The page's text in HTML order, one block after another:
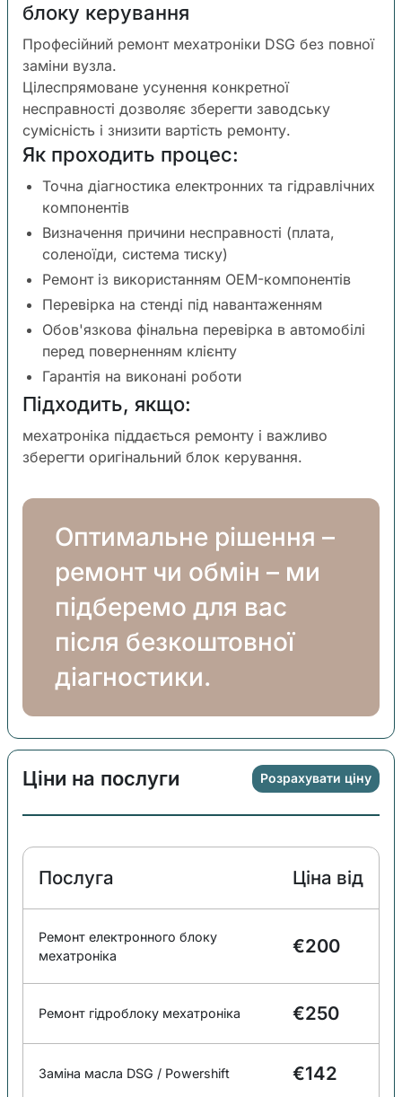
блоку керування
Професійний ремонт мехатроніки DSG без повної
заміни вузла.
Цілеспрямоване усунення конкретної
несправності дозволяє зберегти заводську
сумісність і знизити вартість ремонту.
Як проходить процес:
Точна діагностика електронних та гідравлічних
компонентів
Визначення причини несправності (плата,
соленоїди, система тиску)
Ремонт із використанням OEM-компонентів
Перевірка на стенді під навантаженням
Обов'язкова фінальна перевірка в автомобілі
перед поверненням клієнту
Гарантія на виконані роботи
Підходить, якщо:
мехатроніка піддається ремонту і важливо
зберегти оригінальний блок керування.
Оптимальне рішення –
ремонт чи обмін – ми
підберемо для вас
після безкоштовної
діагностики.
Ціни на послуги Розрахувати ціну
Послуга Ціна від
Ремонт електронного блоку
мехатроніка
€200
Ремонт гідроблоку мехатроніка €250
Заміна масла DSG / Powershift €142